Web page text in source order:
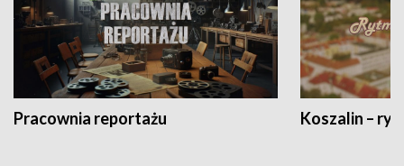
Pracownia reportażu Koszalin –